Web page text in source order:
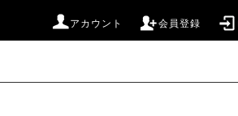
アカウント 会員登録